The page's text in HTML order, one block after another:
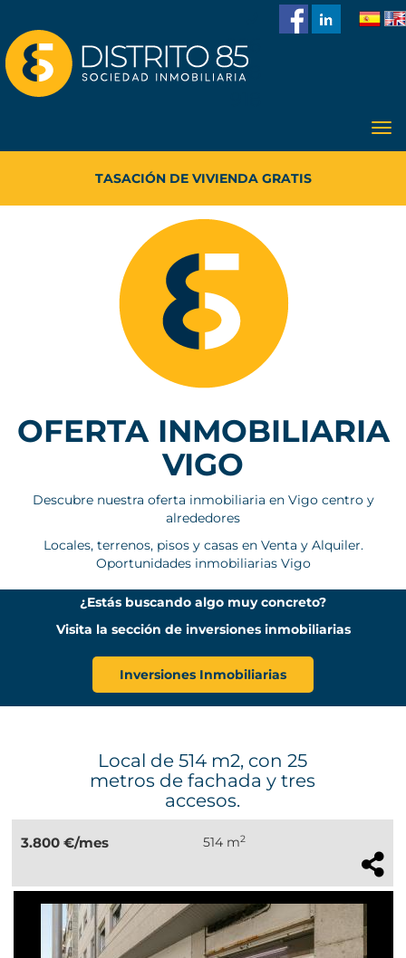
986
228
TASACIÓN DE VIVIENDA GRATIS
OFERTA INMOBILIARIA
VIGO
Descubre nuestra oferta inmobiliaria en Vigo centro y
alrededores
Locales, terrenos, pisos y casas en Venta y Alquiler.
Oportunidades inmobiliarias Vigo
¿Estás buscando algo muy concreto?
Visita la sección de inversiones inmobiliarias
Inversiones Inmobiliarias
Local de 514 m2, con 25
metros de fachada y tres
accesos.
3.800 €/mes 514 m2